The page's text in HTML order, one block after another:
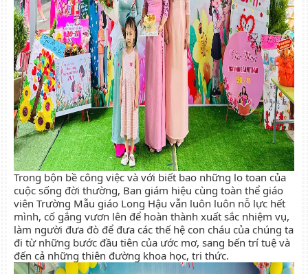
Trong bộn bề công việc và với biết bao những lo toan của
cuộc sống đời thường, Ban giám hiệu cùng toàn thể giáo
viên Trường Mẫu giáo Long Hậu vẫn luôn luôn nỗ lực hết
mình, cố gắng vươn lên để hoàn thành xuất sắc nhiệm vụ,
làm người đưa đò để đưa các thế hệ con cháu của chúng ta
đi từ những bước đầu tiên của ước mơ, sang bến trí tuệ và
đến cả những thiên đường khoa học, tri thức.